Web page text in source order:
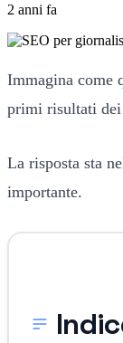
2 anni fa
Immagina come
primi risultati
La risposta sta
importante.